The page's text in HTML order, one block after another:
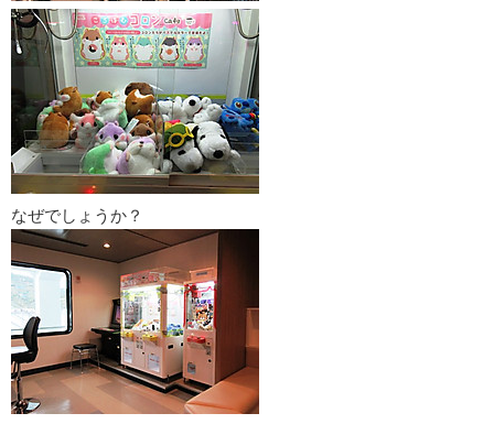
なぜでしょうか？